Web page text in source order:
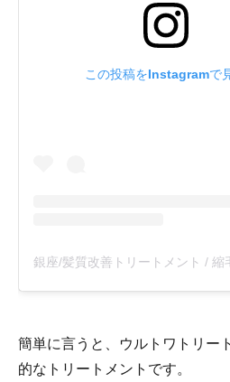
この投稿をInstagramで
簡単に言うと、ウルトワトリー
的なトリートメントです。